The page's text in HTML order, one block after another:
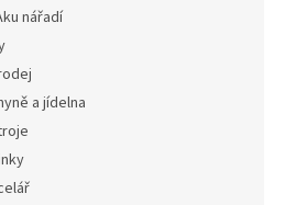
nářadí
a jídelna